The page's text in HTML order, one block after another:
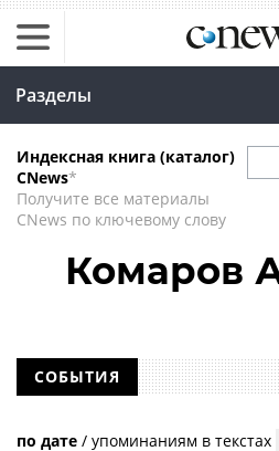
Разделы
Индексная книга (каталог)
CNews*
Получите все материалы
CNews по ключевому слову
Комаров
СОБЫТИЯ
по дате / упоминаниям в текстах